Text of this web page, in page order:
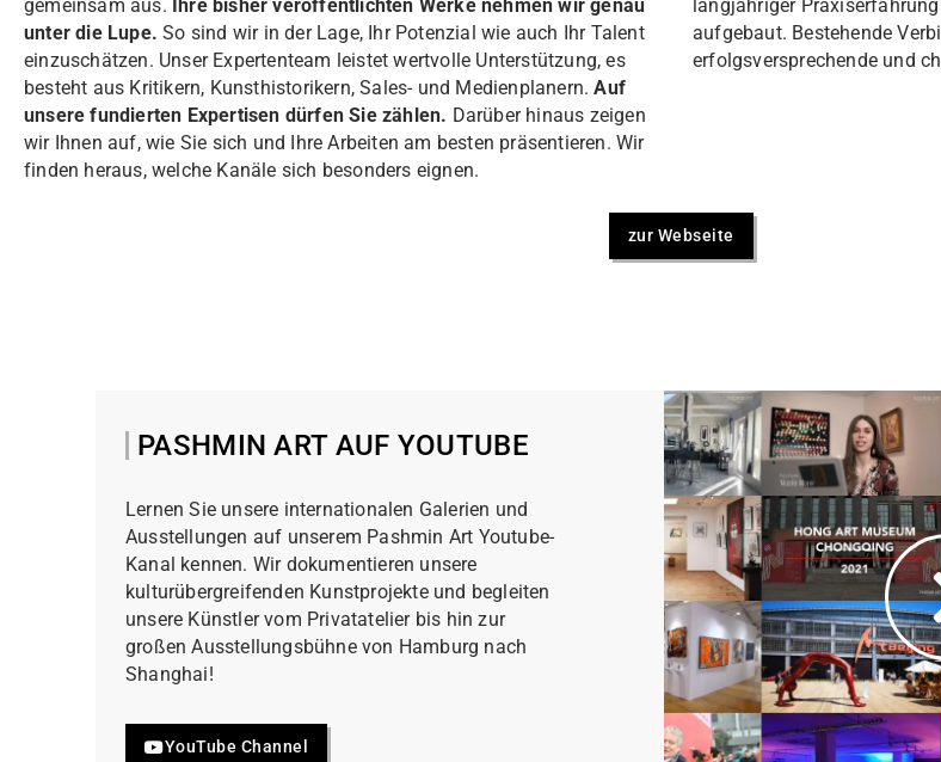
gemeinsam aus. Ihre bisher veröffentlichten Werke nehmen wir genau
unter die Lupe. So sind wir in der Lage, Ihr Potenzial wie auch Ihr Talent
einzuschätzen. Unser Expertenteam leistet wertvolle Unterstützung, es
besteht aus Kritikern, Kunsthistorikern, Sales- und Medienplanern.Auf
unsere fundierten Expertisen dürfen Sie zählen. Darüber hinaus zeigen
wir Ihnen auf, wie Sie sich und Ihre Arbeiten am besten präsentieren. Wir
finden heraus, welche Kanäle sich besonders eignen.
langjähriger
aufgebaut. Bestehende
erfolgsversprechende und
zur Webseite
PASHMIN ART AUF YOUTUBE
Lernen Sie unsere internationalen Galerien und
Ausstellungen auf unserem Pashmin Art Youtube-
Kanal kennen. Wir dokumentieren unsere
kulturübergreifenden Kunstprojekte und begleiten
unsere Künstler vom Privatatelier bis hin zur
großen Ausstellungsbühne von Hamburg nach
Shanghai!
YouTube Channel